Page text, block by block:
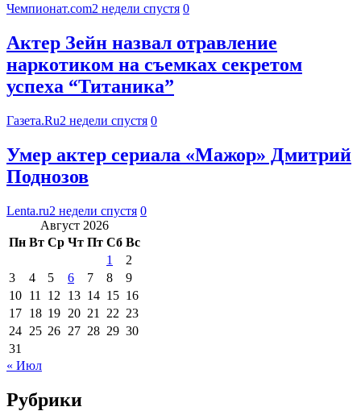
Чемпионат.com2 недели спустя 0
Актер Зейн назвал отравление
наркотиком на съемках секретом
успеха “Титаника”
Газета.Ru2 недели спустя 0
Умер актер сериала «Мажор» Дмитрий
Поднозов
Lenta.ru2 недели спустя 0
Август 2026
Пн Вт Ср Чт Пт Сб Вс
1
2
3
4 5 6 7 8
9
10 11 12 13 14 15 16
17 18 19 20 21 22 23
24 25 26 27 28 29 30
31
« Июл
Рубрики